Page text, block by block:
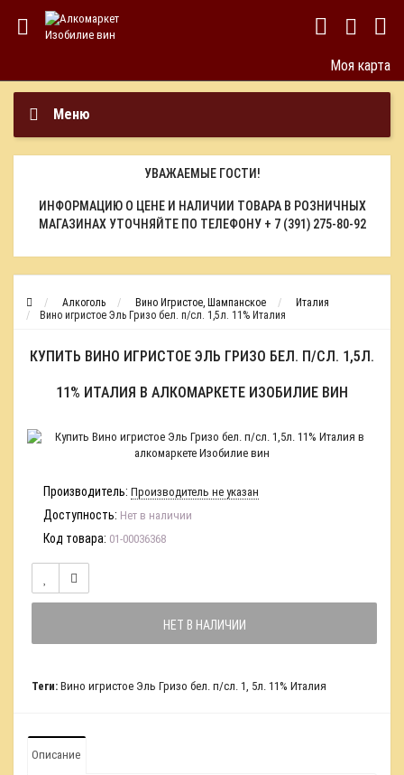
Моя карта
Меню
УВАЖАЕМЫЕ ГОСТИ!
ИНФОРМАЦИЮ О ЦЕНЕ И НАЛИЧИИ ТОВАРА В РОЗНИЧНЫХ
МАГАЗИНАХ УТОЧНЯЙТЕ ПО ТЕЛЕФОНУ + 7 (391) 275-80-92
Алкоголь Вино Игристое, Шампанское
Италия
Вино игристое Эль Гризо бел. п/сл. 1,5л. 11% Италия
КУПИТЬ ВИНО ИГРИСТОЕ ЭЛЬ ГРИЗО БЕЛ. П/СЛ. 1,5Л.
11% ИТАЛИЯ В АЛКОМАРКЕТЕ ИЗОБИЛИЕ ВИН
Производитель: Производитель не указан
Доступность: Нет в наличии
Код товара: 01-00036368
НЕТ В НАЛИЧИИ
Теги: Вино игристое Эль Гризо бел. п/сл. 1, 5л. 11% Италия
Описание